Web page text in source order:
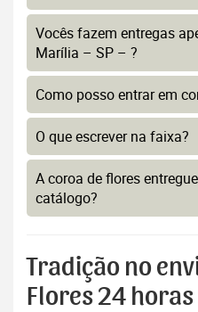
Vocês fazem entregas
Marília – SP – ?
Como posso entrar em
O que escrever na faixa?
A coroa de flores
catálogo?
Tradição no
Flores 24